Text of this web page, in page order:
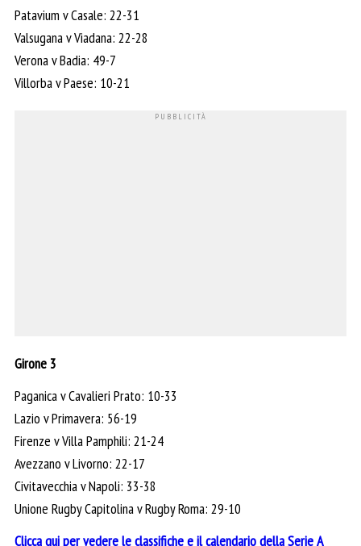
Patavium v Casale: 22-31
Valsugana v Viadana: 22-28
Verona v Badia: 49-7
Villorba v Paese: 10-21
Girone 3
Paganica v Cavalieri Prato: 10-33
Lazio v Primavera: 56-19
Firenze v Villa Pamphili: 21-24
Avezzano v Livorno: 22-17
Civitavecchia v Napoli: 33-38
Unione Rugby Capitolina v Rugby Roma: 29-10
Clicca qui per vedere le classifiche e il calendario della Serie A